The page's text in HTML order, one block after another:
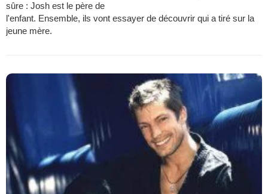
sûre : Josh est le père de
l'enfant. Ensemble, ils vont essayer de découvrir qui a tiré sur la
jeune mère.